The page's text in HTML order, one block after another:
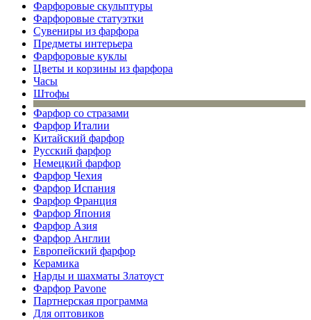
Фарфоровые скульптуры
Фарфоровые статуэтки
Сувениры из фарфора
Предметы интерьера
Фарфоровые куклы
Цветы и корзины из фарфора
Часы
Штофы
Фарфор со стразами
Фарфор Италии
Китайский фарфор
Русский фарфор
Немецкий фарфор
Фарфор Чехия
Фарфор Испания
Фарфор Франция
Фарфор Япония
Фарфор Азия
Фарфор Англии
Европейский фарфор
Керамика
Нарды и шахматы Златоуст
Фарфор Pavone
Партнерская программа
Для оптовиков